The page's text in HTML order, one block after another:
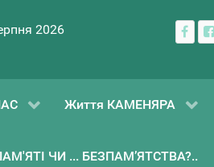
2026
Життя КАМЕНЯРА
ЧИ ... БЕЗПАМ’ЯТСТВА?..